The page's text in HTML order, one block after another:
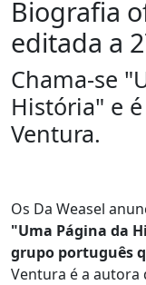
Biografia
editada a
Chama-se
História" e
Ventura.
Os Da Weasel
"Uma Página da
grupo português
Ventura é a autora